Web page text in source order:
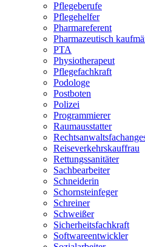
Pflegeberufe
Pflegehelfer
Pharmareferent
Pharmazeutisch
PTA
Physiotherapeut
Pflegefachkraft
Podologe
Postboten
Polizei
Programmierer
Raumausstatter
Reiseverkehrskauffrau
Rettungssanitäter
Sachbearbeiter
Schneiderin
Schornsteinfeger
Schreiner
Schweißer
Sicherheitsfachkraft
Softwareentwickler